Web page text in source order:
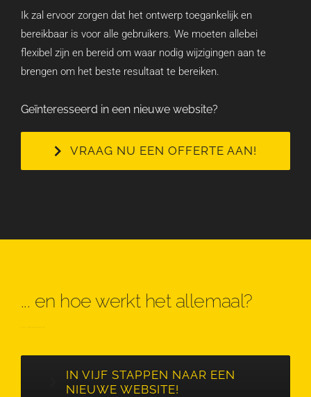
Ik zal ervoor zorgen dat het ontwerp toegankelijk en
bereikbaar is voor alle gebruikers. We moeten allebei
flexibel zijn en bereid om waar nodig wijzigingen aan te
brengen om het beste resultaat te bereiken.
Geïnteresseerd in een nieuwe website?
VRAAG NU EEN OFFERTE AAN!
... en hoe werkt het allemaal?
IN VIJF STAPPEN NAAR EEN
NIEUWE WEBSITE!